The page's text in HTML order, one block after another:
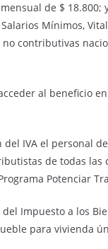
de $
Mínimos,
contributivas
al beneficio
IVA el personal
de todas las
Potenciar
Impuesto a los
para vivienda